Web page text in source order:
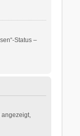
Status –
angezeigt,